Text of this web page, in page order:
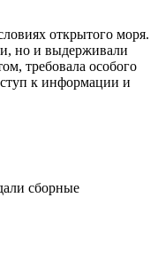
открытого моря.
но и выдерживали
требовала особого
к информации и
сборные